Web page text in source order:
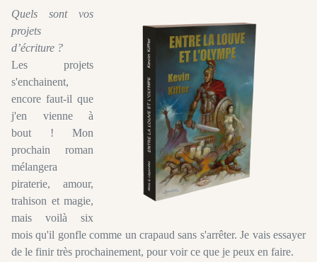
Quels sont vos
projets
d’écriture ?
Les projets
s'enchainent,
encore faut-il que
j'en vienne à
bout ! Mon
prochain roman
mélangera
piraterie, amour,
trahison et magie,
mais voilà six
mois qu'il gonfle comme un crapaud sans s'arrêter. Je vais essayer
de le finir très prochainement, pour voir ce que je peux en faire.